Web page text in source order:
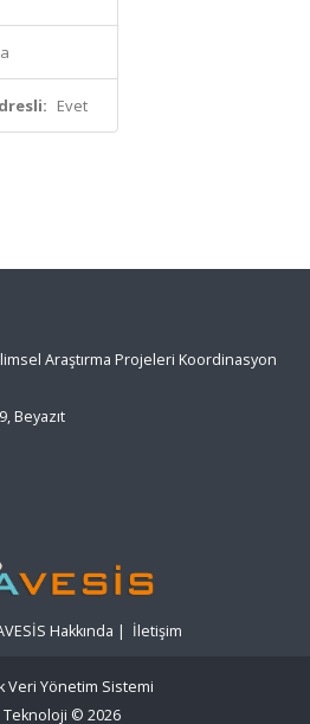
Evet
Araştırma Projeleri Koordinasyon
Beyazıt
Hakkında | İletişim
Veri Yönetim Sistemi
Teknoloji © 2026